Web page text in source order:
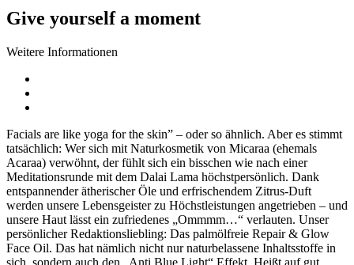
Give yourself a moment
Weitere Informationen
Facials are like yoga for the skin” – oder so ähnlich. Aber es stimmt
tatsächlich: Wer sich mit Naturkosmetik von Micaraa (ehemals
Acaraa) verwöhnt, der fühlt sich ein bisschen wie nach einer
Meditationsrunde mit dem Dalai Lama höchstpersönlich. Dank
entspannender ätherischer Öle und erfrischendem Zitrus-Duft
werden unsere Lebensgeister zu Höchstleistungen angetrieben – und
unsere Haut lässt ein zufriedenes „Ommmm…“ verlauten. Unser
persönlicher Redaktionsliebling: Das palmölfreie Repair & Glow
Face Oil. Das hat nämlich nicht nur naturbelassene Inhaltsstoffe in